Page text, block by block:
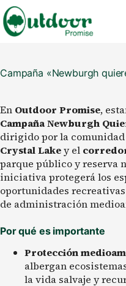
Saltar
al
contenido
Campaña «Newburgh
En Outdoor Promise,
Campaña Newburgh
dirigido por la
Crystal Lakey el
parque público y reserva
iniciativa protegerá los
oportunidades
de administración
Por qué es importante
Protección
albergan
la vida salvaje y